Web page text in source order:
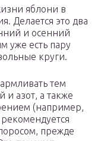
яблони в
Делается это два
и осенний
уже есть пару
круги.
тем
и азот, а также
(например,
прежде